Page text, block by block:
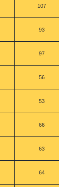
107
93
97
56
53
66
63
64